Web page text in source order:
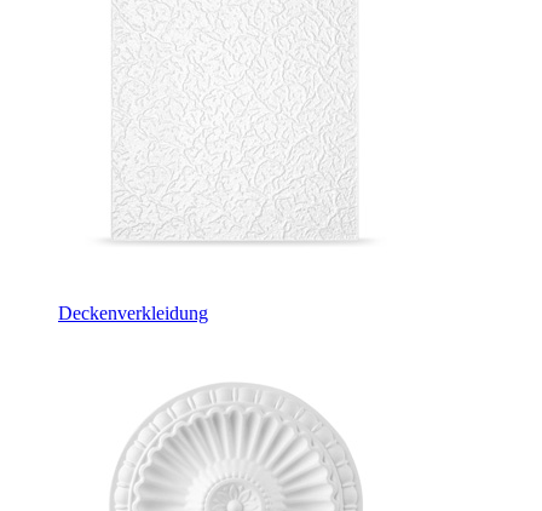
Deckenverkleidung